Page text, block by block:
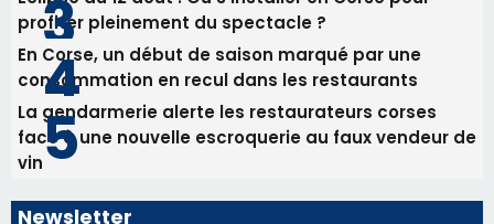
Newsletter
Inscrivez-vous à la newsletter de CNI et recevez par
email les infos les plus importantes et une sélection de
nos meilleurs articles